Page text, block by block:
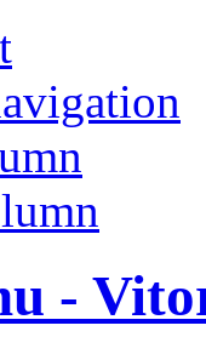
-